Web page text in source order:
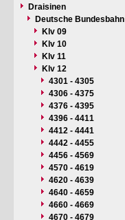
Draisinen
Deutsche Bundesbahn
Klv 09
Klv 10
Klv 11
Klv 12
4301 - 4305
4306 - 4375
4376 - 4395
4396 - 4411
4412 - 4441
4442 - 4455
4456 - 4569
4570 - 4619
4620 - 4639
4640 - 4659
4660 - 4669
4670 - 4679